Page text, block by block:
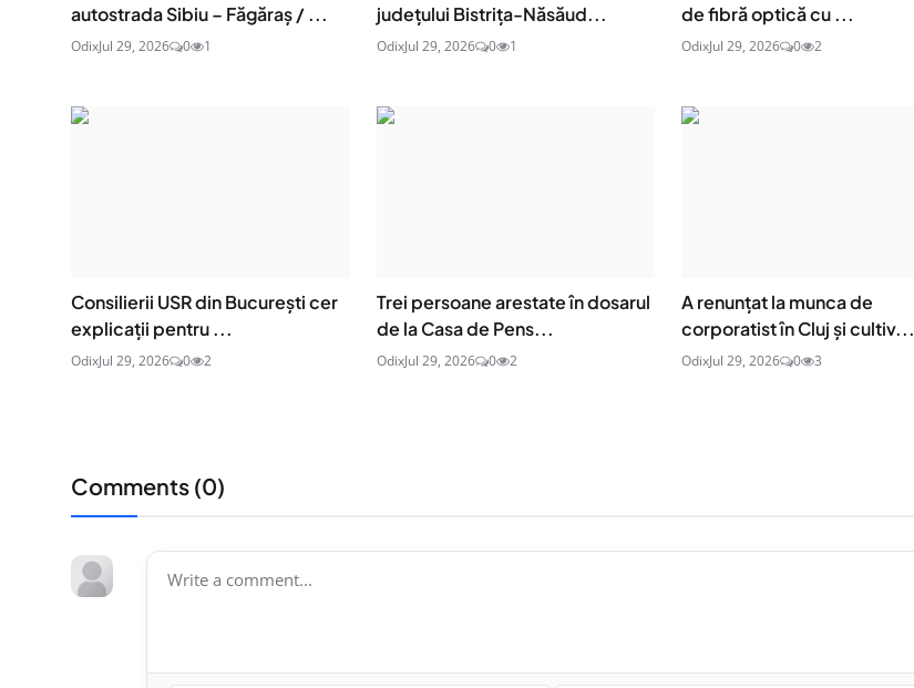
autostrada Sibiu – Făgăraș / ...
OdixJul 29, 2026 0 1
județului Bistrița-Năsăud...
OdixJul 29, 2026 0 1
de fibră optică cu ...
OdixJul 29, 2026 0 2
Consilierii USR din București cer
explicații pentru ...
OdixJul 29, 2026 0 2
Trei persoane arestate în dosarul
de la Casa de Pens...
OdixJul 29, 2026 0 2
A renunțat la munca de
corporatist în Cluj și cultiv...
OdixJul 29, 2026 0 3
Comments (0)